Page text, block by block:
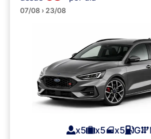
Station Wagons
07/08 › 23/08
x5 x5 x5 G